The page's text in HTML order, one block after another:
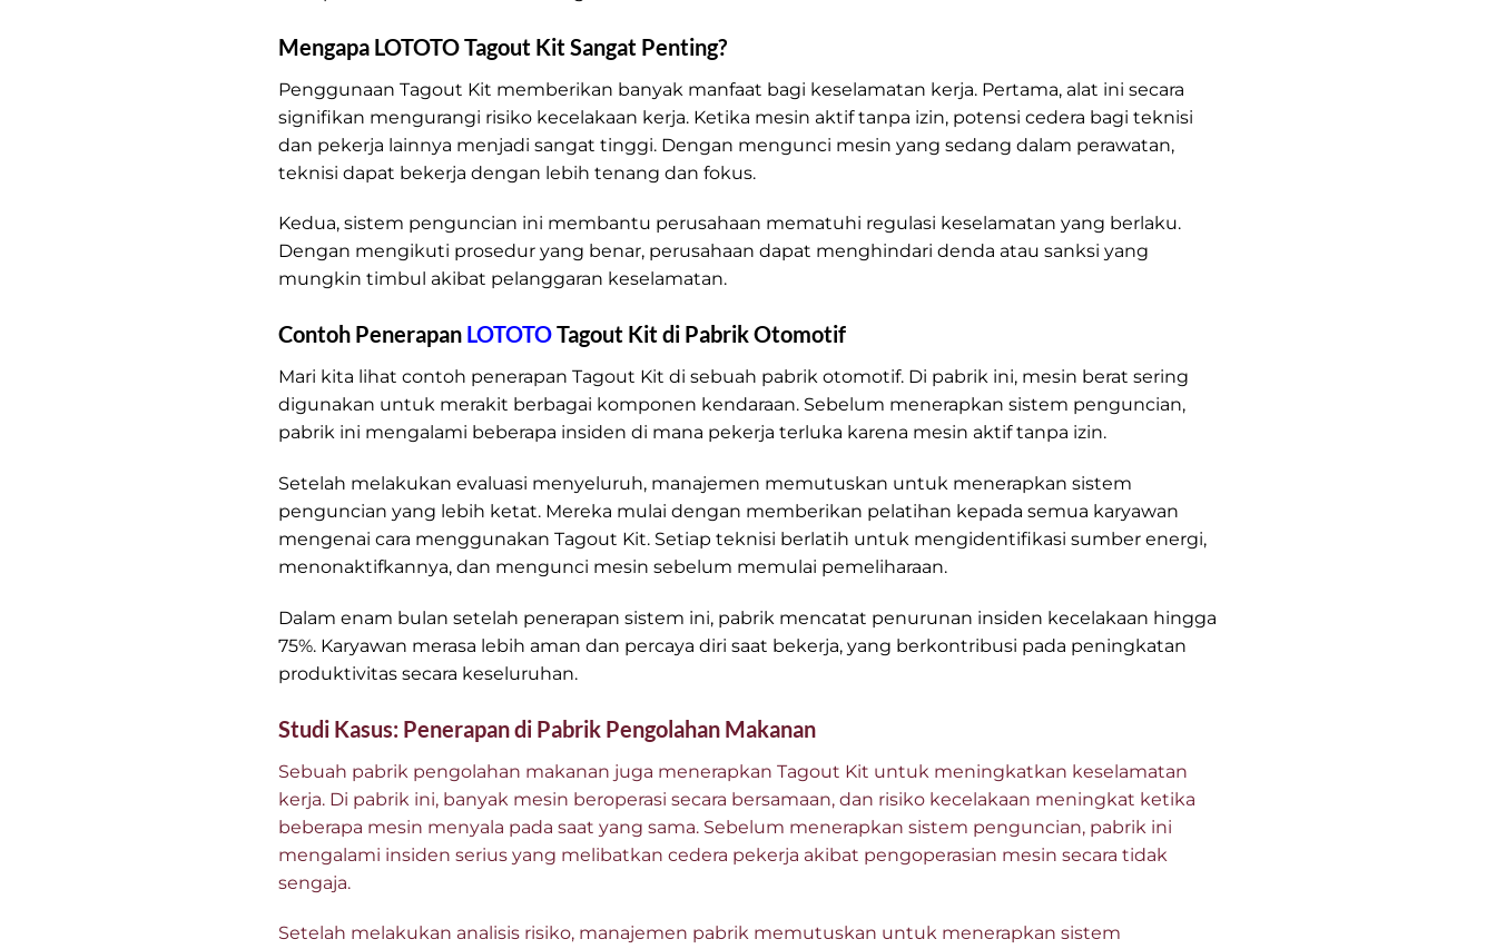
Mengapa LOTOTO Tagout Kit Sangat Penting?
Penggunaan Tagout Kit memberikan banyak manfaat bagi keselamatan kerja. Pertama, alat ini secara
signifikan mengurangi risiko kecelakaan kerja. Ketika mesin aktif tanpa izin, potensi cedera bagi teknisi
dan pekerja lainnya menjadi sangat tinggi. Dengan mengunci mesin yang sedang dalam perawatan,
teknisi dapat bekerja dengan lebih tenang dan fokus.
Kedua, sistem penguncian ini membantu perusahaan mematuhi regulasi keselamatan yang berlaku.
Dengan mengikuti prosedur yang benar, perusahaan dapat menghindari denda atau sanksi yang
mungkin timbul akibat pelanggaran keselamatan.
Contoh Penerapan LOTOTOTagout Kit di Pabrik Otomotif
Mari kita lihat contoh penerapan Tagout Kit di sebuah pabrik otomotif. Di pabrik ini, mesin berat sering
digunakan untuk merakit berbagai komponen kendaraan. Sebelum menerapkan sistem penguncian,
pabrik ini mengalami beberapa insiden di mana pekerja terluka karena mesin aktif tanpa izin.
Setelah melakukan evaluasi menyeluruh, manajemen memutuskan untuk menerapkan sistem
penguncian yang lebih ketat. Mereka mulai dengan memberikan pelatihan kepada semua karyawan
mengenai cara menggunakan Tagout Kit. Setiap teknisi berlatih untuk mengidentifikasi sumber energi,
menonaktifkannya, dan mengunci mesin sebelum memulai pemeliharaan.
Dalam enam bulan setelah penerapan sistem ini, pabrik mencatat penurunan insiden kecelakaan hingga
75%. Karyawan merasa lebih aman dan percaya diri saat bekerja, yang berkontribusi pada peningkatan
produktivitas secara keseluruhan.
Studi Kasus: Penerapan di Pabrik Pengolahan Makanan
Sebuah pabrik pengolahan makanan juga menerapkan Tagout Kit untuk meningkatkan keselamatan
kerja. Di pabrik ini, banyak mesin beroperasi secara bersamaan, dan risiko kecelakaan meningkat ketika
beberapa mesin menyala pada saat yang sama. Sebelum menerapkan sistem penguncian, pabrik ini
mengalami insiden serius yang melibatkan cedera pekerja akibat pengoperasian mesin secara tidak
sengaja.
Setelah melakukan analisis risiko, manajemen pabrik memutuskan untuk menerapkan sistem